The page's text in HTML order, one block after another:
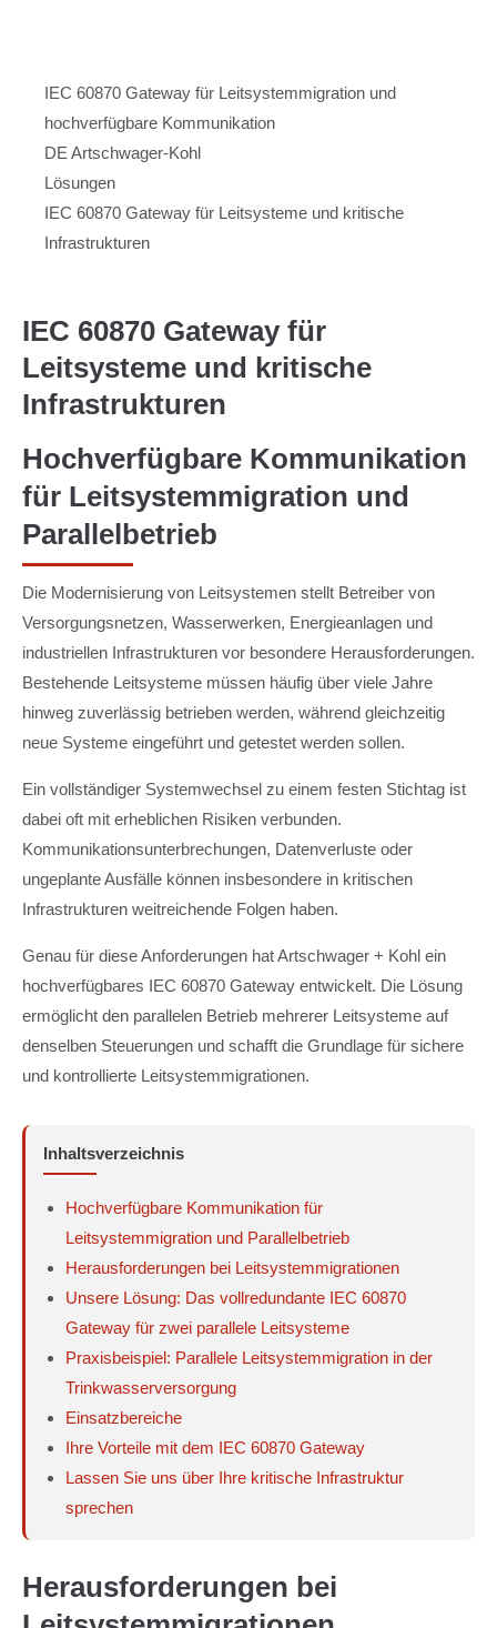
IEC 60870 Gateway für Leitsystemmigration und
hochverfügbare Kommunikation
DE Artschwager-Kohl
Lösungen
IEC 60870 Gateway für Leitsysteme und kritische
Infrastrukturen
IEC 60870 Gateway für
Leitsysteme und kritische
Infrastrukturen
Hochverfügbare Kommunikation
für Leitsystemmigration und
Parallelbetrieb
Die Modernisierung von Leitsystemen stellt Betreiber von
Versorgungsnetzen, Wasserwerken, Energieanlagen und
industriellen Infrastrukturen vor besondere Herausforderungen.
Bestehende Leitsysteme müssen häufig über viele Jahre
hinweg zuverlässig betrieben werden, während gleichzeitig
neue Systeme eingeführt und getestet werden sollen.
Ein vollständiger Systemwechsel zu einem festen Stichtag ist
dabei oft mit erheblichen Risiken verbunden.
Kommunikationsunterbrechungen, Datenverluste oder
ungeplante Ausfälle können insbesondere in kritischen
Infrastrukturen weitreichende Folgen haben.
Genau für diese Anforderungen hat Artschwager + Kohl ein
hochverfügbares IEC 60870 Gateway entwickelt. Die Lösung
ermöglicht den parallelen Betrieb mehrerer Leitsysteme auf
denselben Steuerungen und schafft die Grundlage für sichere
und kontrollierte Leitsystemmigrationen.
Inhaltsverzeichnis
Hochverfügbare Kommunikation für
Leitsystemmigration und Parallelbetrieb
Herausforderungen bei Leitsystemmigrationen
Unsere Lösung: Das vollredundante IEC 60870
Gateway für zwei parallele Leitsysteme
Praxisbeispiel: Parallele Leitsystemmigration in der
Trinkwasserversorgung
Einsatzbereiche
Ihre Vorteile mit dem IEC 60870 Gateway
Lassen Sie uns über Ihre kritische Infrastruktur
sprechen
Herausforderungen bei